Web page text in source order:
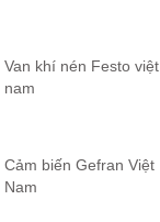
Van khí nén Festo việt
nam
Cảm biến Gefran Việt
Nam